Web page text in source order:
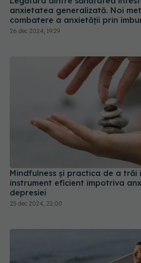
anxietatea generalizată. Noi
combatere a anxietății prin
sănătății intestinale
26 dec 2024, 19:29
Mindfulness și practica de a trăi
instrument eficient împotriva
depresiei
25 dec 2024, 22:00